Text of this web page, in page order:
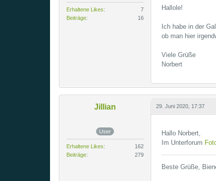
Erhaltene Likes
7
Beiträge
16
Hallole!
Ich habe in der
ob man hier
Viele Grüße
Norbert
Jillian
User
Erhaltene Likes
162
Beiträge
279
29. Juni 2020, 17:37
Hallo Norbert,
Im Unterforum
Beste Grüße,